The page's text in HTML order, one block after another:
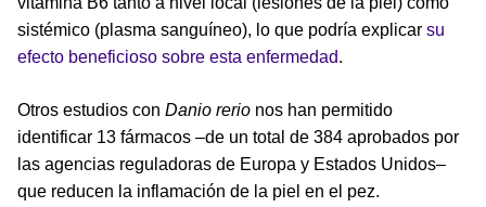
sistémico (plasma sanguíneo), lo que podría explicar su
efecto beneficioso sobre esta enfermedad.
Otros estudios con Danio rerio nos han permitido
identificar 13 fármacos –de un total de 384 aprobados por
las agencias reguladoras de Europa y Estados Unidos–
que reducen la inflamación de la piel en el pez.